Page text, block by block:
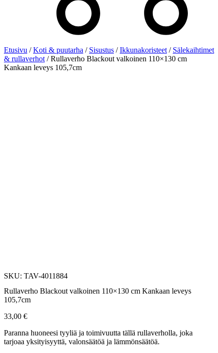
Etusivu /Koti & puutarha / Sisustus /Ikkunakoristeet / Sälekaihtimet
& rullaverhot / Rullaverho Blackout valkoinen 110×130 cm
Kankaan leveys 105,7cm
SKU: TAV-4011884
Rullaverho Blackout valkoinen 110×130 cm Kankaan leveys
105,7cm
33,00 €
Paranna huoneesi tyyliä ja toimivuutta tällä rullaverholla, joka
tarjoaa yksityisyyttä, valonsäätöä ja lämmönsäätöä.